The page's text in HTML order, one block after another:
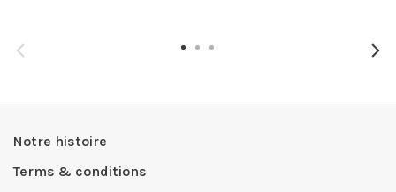
Notre histoire
Terms & conditions